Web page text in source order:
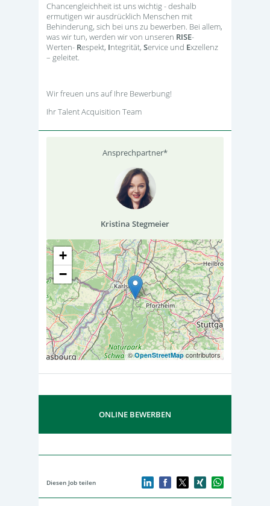
Chancengleichheit ist uns wichtig - deshalb
ermutigen wir ausdrücklich Menschen mit
Behinderung, sich bei uns zu bewerben. Bei allem,
was wir tun, werden wir von unseren RISE-
Werten- Respekt, Integrität, Service und Exzellenz
– geleitet.
Wir freuen uns auf Ihre Bewerbung!
Ihr Talent Acquisition Team
Ansprechpartner*
Kristina Stegmeier
+
−
©OpenStreetMap contributors
ONLINE BEWERBEN
Diesen Job teilen